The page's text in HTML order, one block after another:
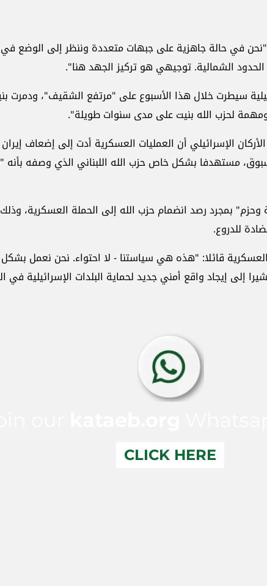
"نحن في حالة جاهزية على جبهات متعددة وننظر إلى الوضع
الشمالية. توجيهي هو تركيز الجهد هنا".
سيطرت خلال هذا الأسبوع على "مرتفع الشقيف"، ودمرت
لحزب الله بنيت على مدى سنوات طويلة".
الإسرائيلي أن العمليات العسكرية أدت إلى إضعاف
مستهدفا بشكل خاص حزب الله اللبناني الذي وصفه بأنه
بمجرد رصد انضمام حزب الله إلى الحملة العسكرية،
للدروع.
قائلا: "هذه هي سياستنا - لا احتواء. نحن نعمل
إلى إيجاد واقع أمني جديد لحماية البلدات الإسرائيلية في
CLICK HERE